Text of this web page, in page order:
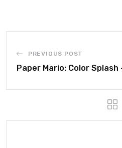
PREVIOUS POST
Paper Mario: Color Splash